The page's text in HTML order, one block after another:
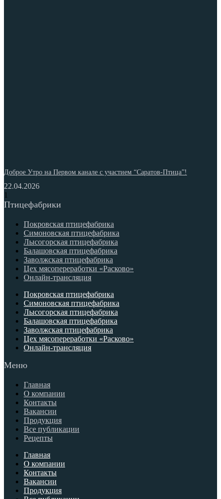
Доброе Утро на Первом канале с участием “Саратов-Птица”!
22.04.2026
Птицефабрики
Покровская птицефабрика
Симоновская птицефабрика
Лысогорская птицефабрика
Балашовская птицефабрика
Заволжская птицефабрика
Цех мясопереработки «Расково»
Онлайн-трансляция
Покровская птицефабрика
Симоновская птицефабрика
Лысогорская птицефабрика
Балашовская птицефабрика
Заволжская птицефабрика
Цех мясопереработки «Расково»
Онлайн-трансляция
Меню
Главная
О компании
Контакты
Вакансии
Продукция
Все публикации
Рецепты
Главная
О компании
Контакты
Вакансии
Продукция